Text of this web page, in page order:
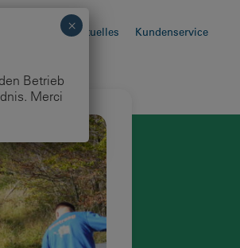
Aktuelles Kundenservice
Betrieb
Merci